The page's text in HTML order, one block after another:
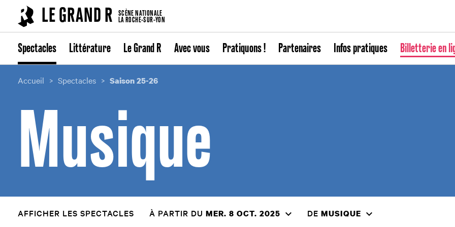
LE GRAND R
SCÈNE NATIONALE
LA ROCHE-SUR-YON
Spectacles Littérature Le Grand R Avec vous Pratiquons ! Partenaires Infos pratiques Billetterie en
Accueil Spectacles Saison 25-26
Musique
AFFICHER LES SPECTACLES À PARTIR DU MER. 8 OCT. 2025 DE MUSIQUE
Cookies management panel